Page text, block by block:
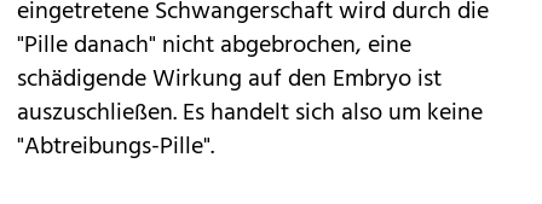
eingetretene Schwangerschaft wird durch die
"Pille danach" nicht abgebrochen, eine
schädigende Wirkung auf den Embryo ist
auszuschließen. Es handelt sich also um keine
"Abtreibungs-Pille".